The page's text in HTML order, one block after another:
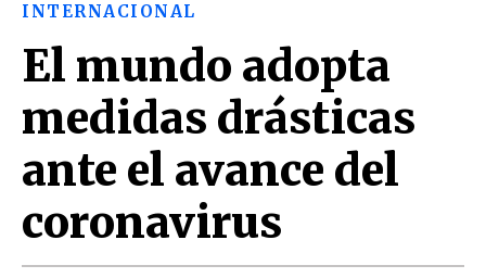
INTERNACIONAL
El mundo adopta
medidas drásticas
ante el avance del
coronavirus